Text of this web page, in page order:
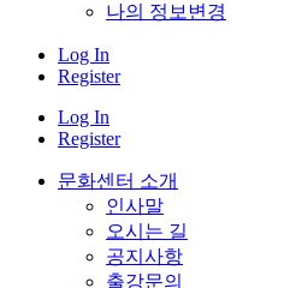
나의 정보변경
Log In
Register
Log In
Register
문화센터 소개
인사말
오시는 길
공지사항
출강문의